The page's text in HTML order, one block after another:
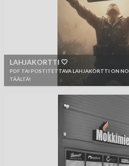
LAHJAKORTTI 🤍
PDF TAI POSTITETTAVA LAHJAKORTTI ON
TÄÄLTÄ!